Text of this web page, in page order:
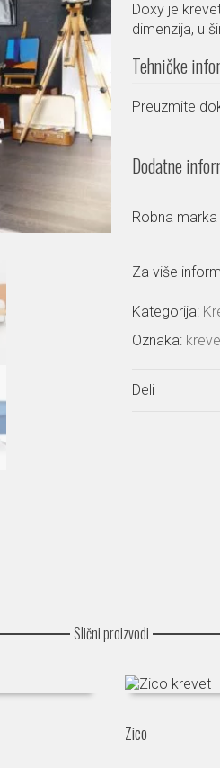
Doxy je
dimenzija, u
Tehničke
Preuzmite
Dodatne
Robna marka
Za više
Kategorija:
Oznaka:
Deli
Slični proizvodi
Zico